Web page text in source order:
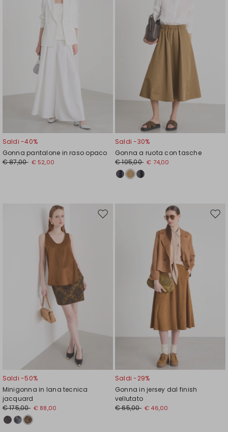
Saldi -40%
Gonna pantalone in raso opaco
€ 87,00 € 52,00
Saldi -30%
Gonna a ruota con tasche
€ 105,00 € 74,00
Sposta
Saldi -50%
Minigonna in lana tecnica
jacquard
€ 175,00 € 88,00
Saldi -29%
Gonna in jersey dal finish
vellutato
€ 65,00 € 46,00